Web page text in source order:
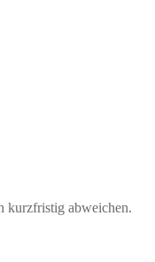
kurzfristig abweichen.